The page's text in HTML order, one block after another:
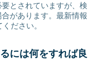
とされていますが、検
があります。最新情報
ださい。
には何をすれば良